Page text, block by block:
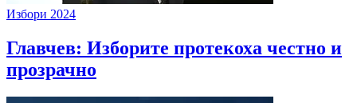
Избори 2024
Главчев: Изборите протекоха честно и
прозрачно